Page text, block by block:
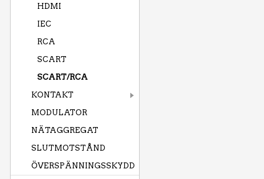
HDMI
IEC
RCA
SCART
SCART/RCA
KONTAKT
MODULATOR
NÄTAGGREGAT
SLUTMOTSTÅND
ÖVERSPÄNNINGSSKYDD